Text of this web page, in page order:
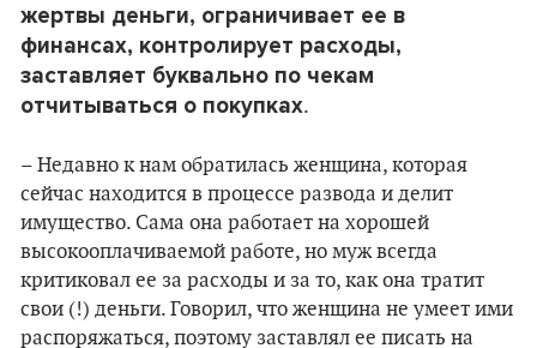
жертвы деньги, ограничивает ее в
финансах, контролирует расходы,
заставляет буквально по чекам
отчитываться о покупках.
– Недавно к нам обратилась женщина, которая
сейчас находится в процессе развода и делит
имущество. Сама она работает на хорошей
высокооплачиваемой работе, но муж всегда
критиковал ее за расходы и за то, как она тратит
свои (!) деньги. Говорил, что женщина не умеет ими
распоряжаться, поэтому заставлял ее писать на